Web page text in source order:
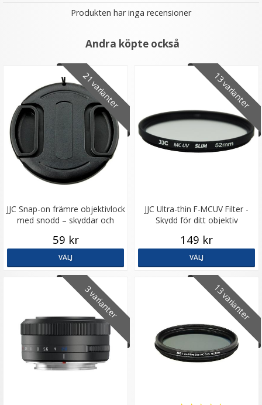
Puluz 15.5cm Ministativ röd för kamera &
mobilhållare av aluminium
★
199 kr
LÄGG I VARUKORG
JJC putsdukar för optik – 50 st engångsdukar
★★ ★
Produkten har inga recensioner
Andra köpte också
21 varianter
JJC Snap-on främre objektivlock
med snodd – skyddar och
59 kr
VÄLJ
13 varianter
JJC Ultra-thin F-MCUV Filter -
Skydd för ditt objektiv
149 kr
VÄLJ
3 varianter 13 varianter